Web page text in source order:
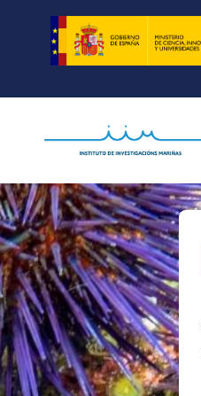
Saltar
contenido